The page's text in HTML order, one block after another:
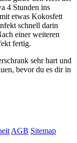
4 Stunden ins
etwas Kokosfett
schnell darin
einer weiteren
fertig.
sehr hart und
bevor du es dir in
AGB Sitemap